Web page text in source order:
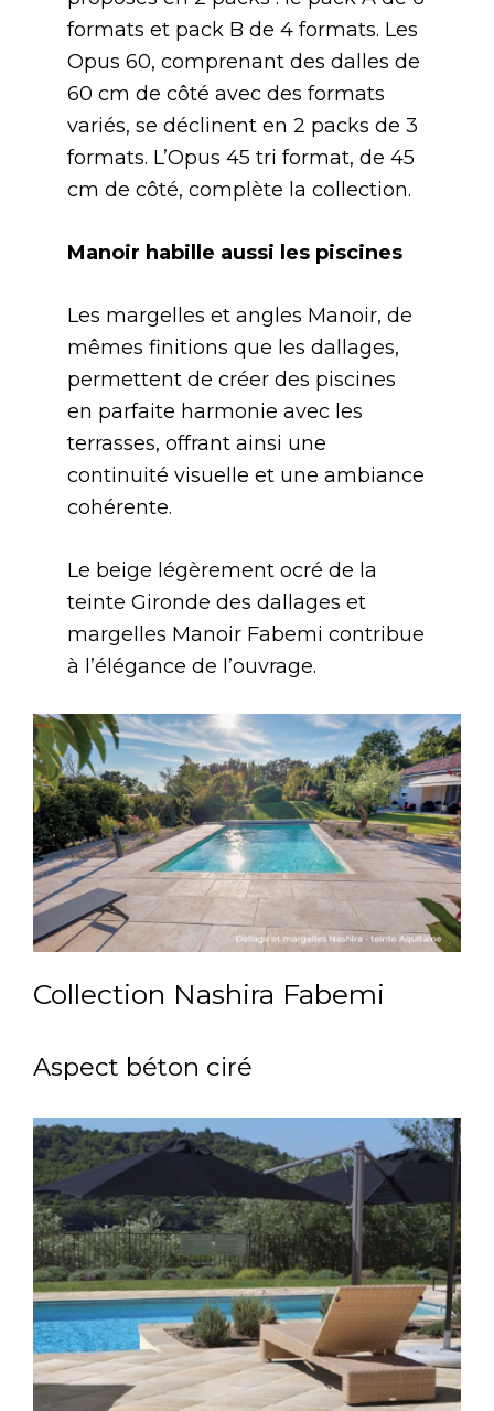
formats et pack B de 4 formats. Les
Opus 60, comprenant des dalles de
60 cm de côté avec des formats
variés, se déclinent en 2 packs de 3
formats. L’Opus 45 tri format, de 45
cm de côté, complète la collection.
Manoir habille aussi les piscines
Les margelles et angles Manoir, de
mêmes finitions que les dallages,
permettent de créer des piscines
en parfaite harmonie avec les
terrasses, offrant ainsi une
continuité visuelle et une ambiance
cohérente.
Le beige légèrement ocré de la
teinte Gironde des dallages et
margelles Manoir Fabemi contribue
à l’élégance de l’ouvrage.
Collection Nashira Fabemi
Aspect béton ciré